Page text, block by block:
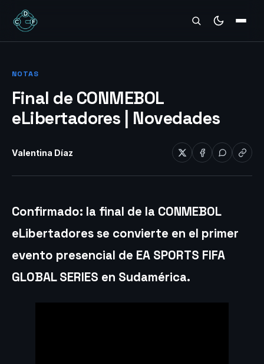
REVIEWS
NOTAS
Final de CONMEBOL
eLibertadores | Novedades
Valentina Díaz
Confirmado: la final de la CONMEBOL
eLibertadores se convierte en el primer
evento presencial de EA SPORTS FIFA
GLOBAL SERIES en Sudamérica.